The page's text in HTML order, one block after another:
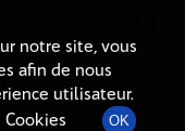
notre site, vous
afin de nous
utilisateur.
OK